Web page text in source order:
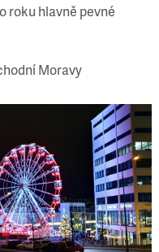
roku hlavně pevné
Moravy